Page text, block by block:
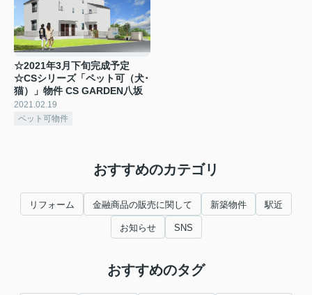
☆2021年3月下旬完成予定
☆CSシリーズ「ペット可（犬･
猫）」物件 CS GARDEN八坂
2021.02.19
ペット可物件
おすすめのカテゴリ
リフォーム 金融商品の販売に関して 新築物件 駅近
お知らせ SNS
おすすめのタグ